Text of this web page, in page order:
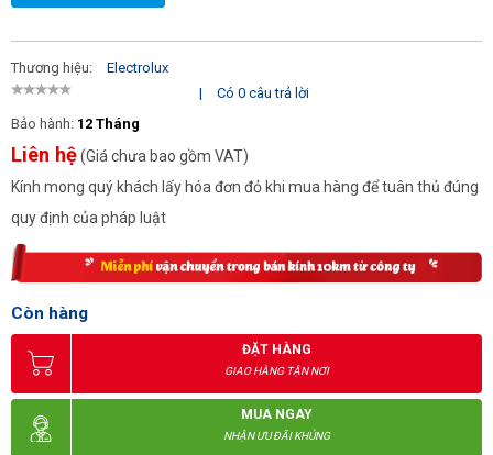
Thương hiệu:
Electrolux
|
Có 0 câu trả lời
Bảo hành: 12 Tháng
Liên hệ(Giá chưa bao gồm VAT)
Kính mong quý khách lấy hóa đơn đỏ khi mua hàng để tuân thủ đúng
quy định của pháp luật
Còn hàng
ĐẶT HÀNG
GIAO HÀNG TẬN NƠI
MUA NGAY
NHẬN ƯU ĐÃI KHỦNG